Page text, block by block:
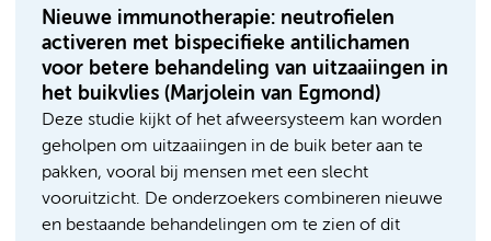
Nieuwe immunotherapie: neutrofielen
activeren met bispecifieke antilichamen
voor betere behandeling van uitzaaiingen in
het buikvlies (Marjolein van Egmond)
Deze studie kijkt of het afweersysteem kan worden
geholpen om uitzaaiingen in de buik beter aan te
pakken, vooral bij mensen met een slecht
vooruitzicht. De onderzoekers combineren nieuwe
en bestaande behandelingen om te zien of dit